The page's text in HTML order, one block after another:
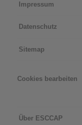
Impressum
Datenschutz
Sitemap
Cookies bearbeiten
Über ESCCAP